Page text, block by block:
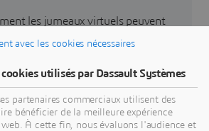
les jumeaux virtuels peuvent
vos produits, vos processus
révolutionnaires.
vision
avec les cookies nécessaires
utilisés par Dassault Systèmes
partenaires commerciaux utilisent des
bénéficier de la meilleure expérience
web. À cette fin, nous évaluons l'audience et